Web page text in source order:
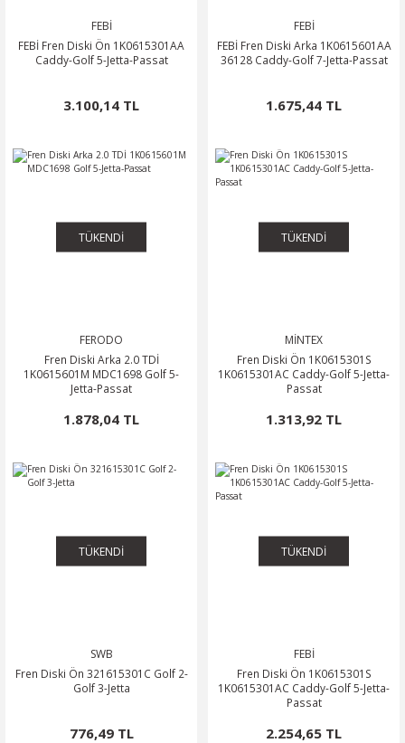
FEBİ
FEBİ Fren Diski Ön 1K0615301AA
Caddy-Golf 5-Jetta-Passat
3.100,14 TL
FEBİ
FEBİ Fren Diski Arka 1K0615601AA
36128 Caddy-Golf 7-Jetta-Passat
1.675,44 TL
TÜKENDİ
FERODO
Fren Diski Arka 2.0 TDİ
1K0615601M MDC1698 Golf 5-
Jetta-Passat
1.878,04 TL
TÜKENDİ
MİNTEX
Fren Diski Ön 1K0615301S
1K0615301AC Caddy-Golf 5-Jetta-
Passat
1.313,92 TL
TÜKENDİ
SWB
Fren Diski Ön 321615301C Golf 2-
Golf 3-Jetta
776,49 TL
TÜKENDİ
FEBİ
Fren Diski Ön 1K0615301S
1K0615301AC Caddy-Golf 5-Jetta-
Passat
2.254,65 TL